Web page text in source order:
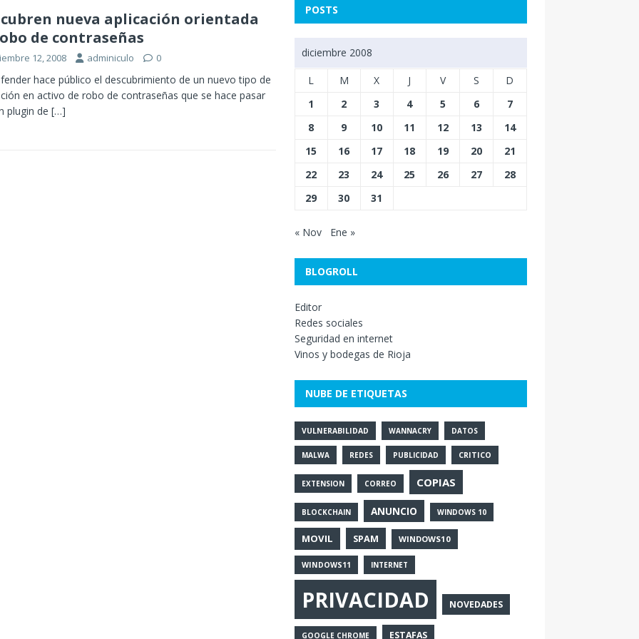
nueva aplicación orientada
de contraseñas
12, 2008 adminiculo 0
hace público el descubrimiento de un nuevo tipo de
en activo de robo de contraseñas que se hace pasar
plugin de […]
POSTS
diciembre 2008
L M X J V S
D
1
2 3 4 5 6
7
8
9 10 11 12 13
14
15
16 17 18 19 20
21
22
23 24 25 26 27
28
29
30 31
« Nov Ene »
BLOGROLL
Editor
Redes sociales
Seguridad en internet
Vinos y bodegas de Rioja
NUBE DE ETIQUETAS
VULNERABILIDAD WANNACRY DATOS
MALWA REDES PUBLICIDAD CRITICO
EXTENSION CORREO COPIAS
BLOCKCHAIN ANUNCIO WINDOWS 10
MOVIL SPAM WINDOWS10
WINDOWS11 INTERNET
PRIVACIDAD NOVEDADES
GOOGLE CHROME ESTAFAS